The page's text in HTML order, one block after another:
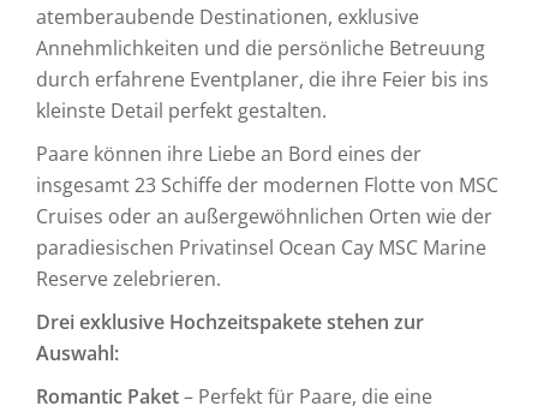
atemberaubende Destinationen, exklusive
Annehmlichkeiten und die persönliche Betreuung
durch erfahrene Eventplaner, die ihre Feier bis ins
kleinste Detail perfekt gestalten.
Paare können ihre Liebe an Bord eines der
insgesamt 23 Schiffe der modernen Flotte von MSC
Cruises oder an außergewöhnlichen Orten wie der
paradiesischen Privatinsel Ocean Cay MSC Marine
Reserve zelebrieren.
Drei exklusive Hochzeitspakete stehen zur
Auswahl:
Romantic Paket– Perfekt für Paare, die eine